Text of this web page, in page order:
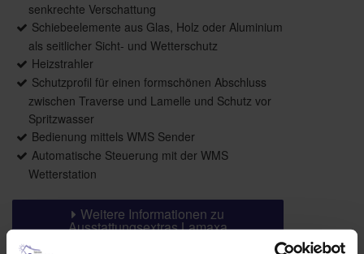
senkrechte Verschattung
Schiebeelemente aus Glas, Holz oder Aluminium
als seitlicher Sicht- und Wetterschutz
Heizstrahler
Schutzprofil für einen formschönen Abschluss
zwischen Traverse und Lamelle und Schutz vor
Spritzwasser
Bedienung mittels WMS Sender
Automatische Steuerung mit der WMS
Wetterstation
Weitere Informationen zu
Ausstattungsextras Lamaxa